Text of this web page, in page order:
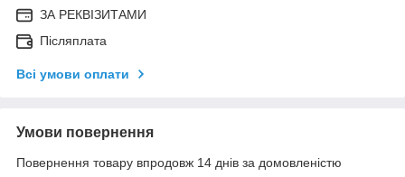
ЗА РЕКВІЗИТАМИ
Післяплата
Всі умови оплати
Умови повернення
Повернення товару впродовж 14 днів за домовленістю